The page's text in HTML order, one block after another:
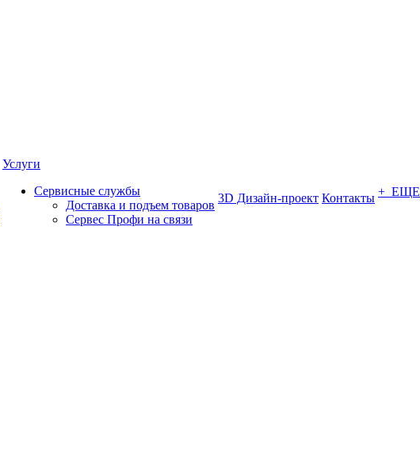
Услуги
Сервисные службы
Доставка и подъем товаров
Сервес Профи на связи
3D Дизайн-проект Контакты + ЕЩЕ